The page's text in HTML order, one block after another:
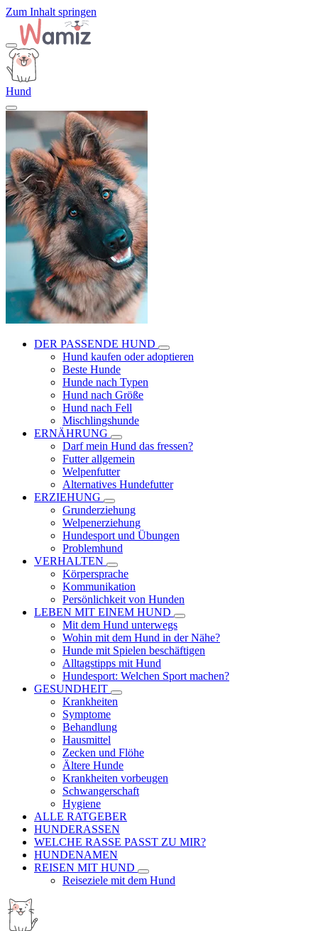
Zum Inhalt springen
Hund
DER PASSENDE HUND
Hund kaufen oder adoptieren
Beste Hunde
Hunde nach Typen
Hund nach Größe
Hund nach Fell
Mischlingshunde
ERNÄHRUNG
Darf mein Hund das fressen?
Futter allgemein
Welpenfutter
Alternatives Hundefutter
ERZIEHUNG
Grunderziehung
Welpenerziehung
Hundesport und Übungen
Problemhund
VERHALTEN
Körpersprache
Kommunikation
Persönlichkeit von Hunden
LEBEN MIT EINEM HUND
Mit dem Hund unterwegs
Wohin mit dem Hund in der Nähe?
Hunde mit Spielen beschäftigen
Alltagstipps mit Hund
Hundesport: Welchen Sport machen?
GESUNDHEIT
Krankheiten
Symptome
Behandlung
Hausmittel
Zecken und Flöhe
Ältere Hunde
Krankheiten vorbeugen
Schwangerschaft
Hygiene
ALLE RATGEBER
HUNDERASSEN
WELCHE RASSE PASST ZU MIR?
HUNDENAMEN
REISEN MIT HUND
Reiseziele mit dem Hund